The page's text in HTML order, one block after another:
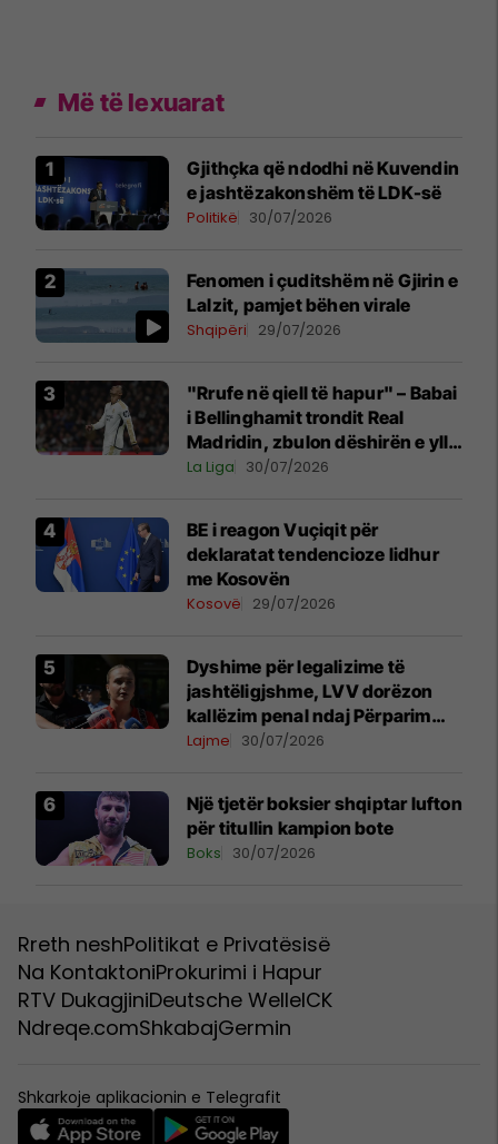
Më të lexuarat
Gjithçka që ndodhi në Kuvendin
e jashtëzakonshëm të LDK-së
Politikë 30/07/2026
Fenomen i çuditshëm në Gjirin e
Lalzit, pamjet bëhen virale
Shqipëri 29/07/2026
"Rrufe në qiell të hapur" – Babai
i Bellinghamit trondit Real
Madridin, zbulon dëshirën e yllit
anglez për largim
La Liga 30/07/2026
BE i reagon Vuçiqit për
deklaratat tendencioze lidhur
me Kosovën
Kosovë 29/07/2026
Dyshime për legalizime të
jashtëligjshme, LVV dorëzon
kallëzim penal ndaj Përparim
Ramës dhe zyrtarëve të
Lajme 30/07/2026
Një tjetër boksier shqiptar lufton
për titullin kampion bote
Boks 30/07/2026
Rreth neshPolitikat e Privatësisë
Na KontaktoniProkurimi i Hapur
RTV DukagjiniDeutsche WelleICK
Ndreqe.comShkabajGermin
Shkarkoje aplikacionin e Telegrafit